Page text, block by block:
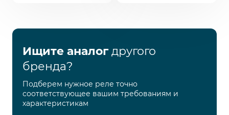
Ищите аналогдругого
бренда?
Подберем нужное реле точно
соответствующее вашим требованиям и
характеристикам